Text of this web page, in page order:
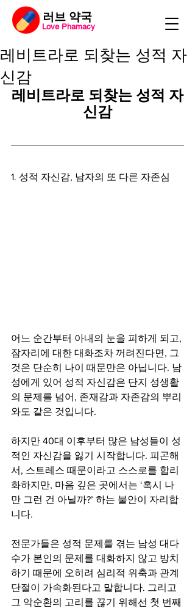
​러브 약국
Love Phamacy
레비트라로 되찾는 성적 자
신감
레비트라로 되찾는 성적 자
신감
1. 성적 자신감, 남자의 또 다른 자존심
어느 순간부터 아내의 눈을 피하게 되고,
잠자리에 대한 대화조차 꺼려진다면, 그
것은 단순히 나이 때문만은 아닙니다. 남
성에게 있어 성적 자신감은 단지 성생활
의 문제를 넘어, 존재감과 자존감의 뿌리
와도 같은 것입니다.
하지만 40대 이후부터 많은 남성들이 성
적인 자신감을 잃기 시작합니다. 피곤해
서, 스트레스 때문이라고 스스로를 합리
화하지만, 마음 깊은 곳에서는 ‘혹시 나
만 그런 건 아닐까?’ 하는 불안이 자리합
니다.
전문가들은 성적 문제를 겪는 남성 대다
수가 본인의 문제를 대화하지 않고 방치
하기 때문에 오히려 심리적 위축과 관계
단절이 가속화된다고 말합니다. 그리고
그 악순환의 고리를 끊기 위해선 첫 번째